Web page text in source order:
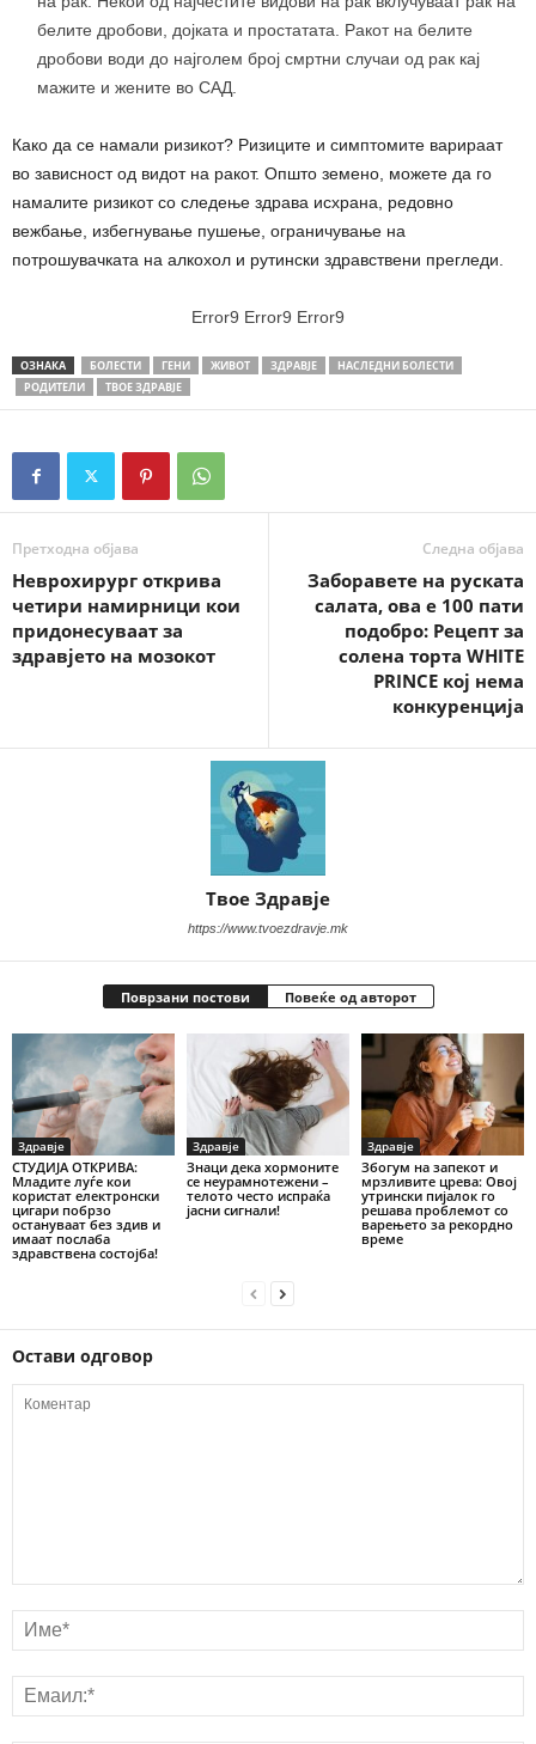
белите дробови, дојката и простатата. Ракот на белите
дробови води до најголем број смртни случаи од рак кај
мажите и жените во САД.
Како да се намали ризикот? Ризиците и симптомите варираат
во зависност од видот на ракот. Општо земено, можете да го
намалите ризикот со следење здрава исхрана, редовно
вежбање, избегнување пушење, ограничување на
потрошувачката на алкохол и рутински здравствени прегледи.
Error9 Error9 Error9
ОЗНАКА БОЛЕСТИ ГЕНИ ЖИВОТ ЗДРАВЈЕ
НАСЛЕДНИ БОЛЕСТИ
РОДИТЕЛИ
ТВОЕ ЗДРАВЈЕ
Претходна објава
Неврохирург открива
четири намирници кои
придонесуваат за
здравјето на мозокот
Следна објава
Заборавете на руската
салата, ова е 100 пати
подобро: Рецепт за
солена торта WHITE
PRINCE кој нема
конкуренција
Твое Здравје
https://www.tvoezdravje.mk
Поврзани постови Повеќе од авторот
Здравје
СТУДИЈА ОТКРИВА:
Младите луѓе кои
користат електронски
цигари побрзо
остануваат без здив и
имаат послаба
здравствена состојба!
Здравје
Знаци дека хормоните
се неурамнотежени –
телото често испраќа
јасни сигнали!
Здравје
Збогум на запекот и
мрзливите црева: Овој
утрински пијалок го
решава проблемот со
варењето за рекордно
време
Остави одговор